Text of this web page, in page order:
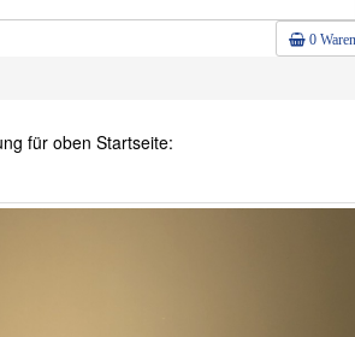
0
für oben Startseite: